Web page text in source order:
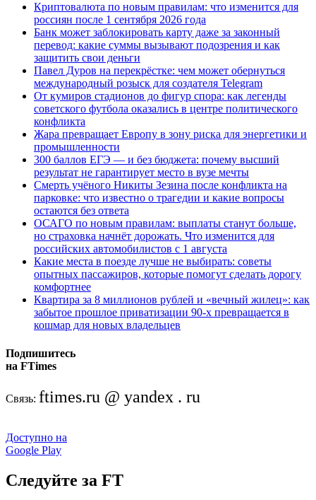
Криптовалюта по новым правилам: что изменится для
россиян после 1 сентября 2026 года
Банк может заблокировать карту даже за законный
перевод: какие суммы вызывают подозрения и как
защитить свои деньги
Павел Дуров на перекрёстке: чем может обернуться
международный розыск для создателя Telegram
От кумиров стадионов до фигур спора: как легенды
советского футбола оказались в центре политического
конфликта
Жара превращает Европу в зону риска для энергетики и
промышленности
300 баллов ЕГЭ — и без бюджета: почему высший
результат не гарантирует место в вузе мечты
Смерть учёного Никиты Зезина после конфликта на
парковке: что известно о трагедии и какие вопросы
остаются без ответа
ОСАГО по новым правилам: выплаты станут больше,
но страховка начнёт дорожать. Что изменится для
российских автомобилистов с 1 августа
Какие места в поезде лучше не выбирать: советы
опытных пассажиров, которые помогут сделать дорогу
комфортнее
Квартира за 8 миллионов рублей и «вечный жилец»: как
забытое прошлое приватизации 90-х превращается в
кошмар для новых владельцев
Подпишитесь
на FTimes
Связь: ftimes.ru @ yandex . ru
Доступно на
Google Play
Следуйте за FT